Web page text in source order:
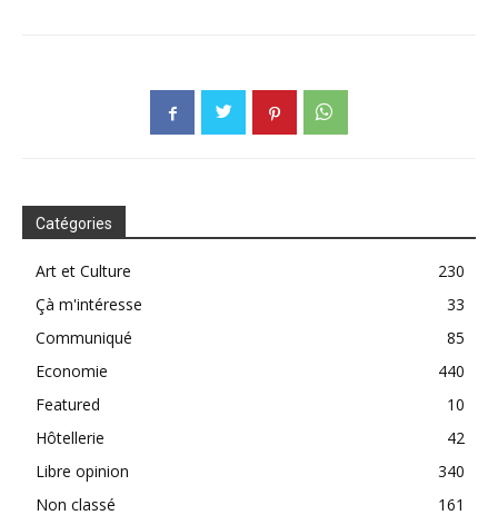
Catégories
Art et Culture
230
Çà m'intéresse
33
Communiqué
85
Economie
440
Featured
10
Hôtellerie
42
Libre opinion
340
Non classé
161